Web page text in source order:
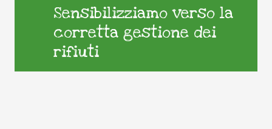
Sensibilizziamo verso la
corretta gestione dei
rifiuti